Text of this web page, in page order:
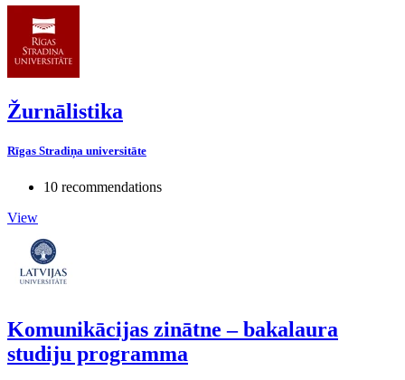
Žurnālistika
Rīgas Stradiņa universitāte
10 recommendations
View
Komunikācijas zinātne – bakalaura
studiju programma